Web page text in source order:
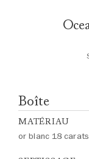
Boîte
MATÉRIAU
or blanc 18 carats